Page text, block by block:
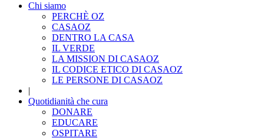
Chi siamo
PERCHÈ OZ
CASAOZ
DENTRO LA CASA
IL VERDE
LA MISSION DI CASAOZ
IL CODICE ETICO DI CASAOZ
LE PERSONE DI CASAOZ
|
Quotidianità che cura
DONARE
EDUCARE
OSPITARE